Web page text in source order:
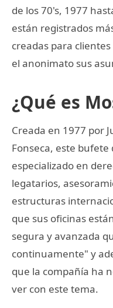
de los 70's, 1977
están registrados
creadas para
el anonimato sus
¿Qué es
Creada en 1977 por
Fonseca, este
especializado en
legatarios,
estructuras
que sus oficinas
segura y avanzada
continuamente" y
que la compañía ha
ver con este tema.